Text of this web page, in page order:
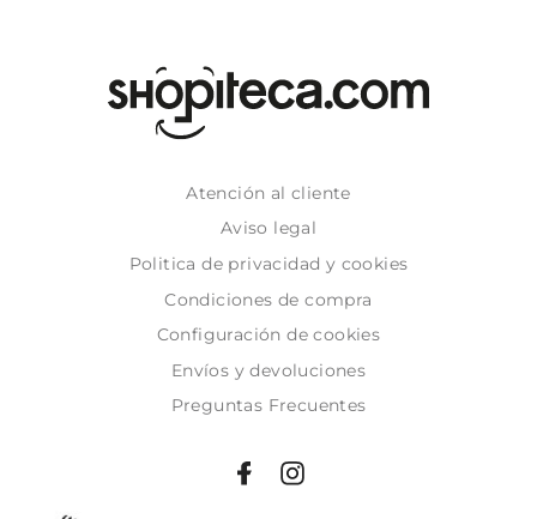
Atención al cliente
Aviso legal
Politica de privacidad y cookies
Condiciones de compra
Configuración de cookies
Envíos y devoluciones
Preguntas Frecuentes